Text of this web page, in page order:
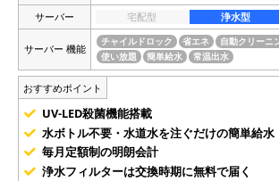
サーバー
宅配型 浄水型
サーバー 機能
チャイルドロック 省エネ 自動クリーニ
使い放題
簡単給水 常温出水
おすすめポイント
UV-LED殺菌機能搭載
水ボトル不要・水道水を注ぐだけの簡単給水
毎月定額制の明朗会計
浄水フィルターは交換時期に無料で届く